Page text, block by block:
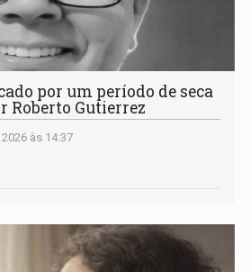
por um período de seca
Roberto Gutierrez
às 14:37